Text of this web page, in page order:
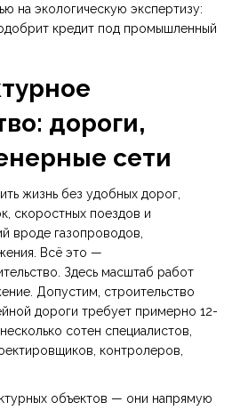
на экологическую экспертизу:
кредит под промышленный
дороги,
сети
жизнь без удобных дорог,
скоростных поездов и
вроде газопроводов,
Всё это —
Здесь масштаб работ
Допустим, строительство
дороги требует примерно 12-
сотен специалистов,
контролеров,
объектов — они напрямую